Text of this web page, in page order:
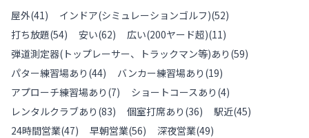
屋外(41) インドア(シミュレーションゴルフ)(52)
打ち放題(54) 安い(62) 広い(200ヤード超)(11)
弾道測定器(トップレーサー、トラックマン等)あり (59)
パター練習場あり (44) バンカー練習場あり (19)
アプローチ練習場あり (7) ショートコースあり (4)
レンタルクラブあり (83) 個室打席あり (36) 駅近(45)
24時間営業(47) 早朝営業(56) 深夜営業(49)